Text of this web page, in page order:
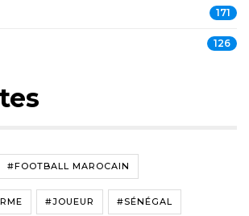
171
126
#FOOTBALL MAROCAIN
#JOUEUR #SÉNÉGAL